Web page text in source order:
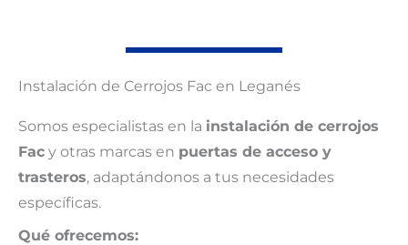
Instalación de Cerrojos Fac en Leganés
Somos especialistas en la instalación de cerrojos
Fac y otras marcas en puertas de acceso y
trasteros, adaptándonos a tus necesidades
específicas.
Qué ofrecemos: